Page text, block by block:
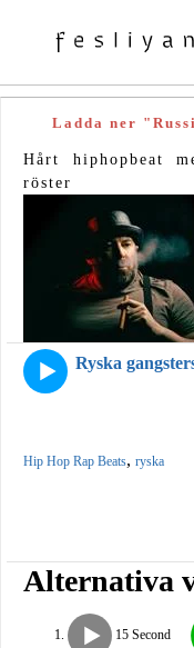
Ladda ner
Hårt hiphopbeat
röster
Ryska
Hip Hop Rap Beats, ryska
Alternativa
15 Second